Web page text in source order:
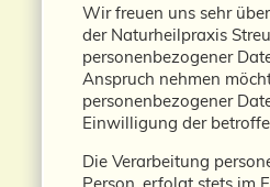
Wir freuen uns sehr
der Naturheilpraxis
personenbezogener
Anspruch nehmen
personenbezogener
Einwilligung der
Die Verarbeitung